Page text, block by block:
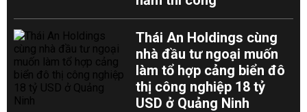
Thái An Holdings cùng
nhà đầu tư ngoại muốn
làm tổ hợp cảng biển đô
thị công nghiệp 18 tỷ
USD ở Quảng Ninh